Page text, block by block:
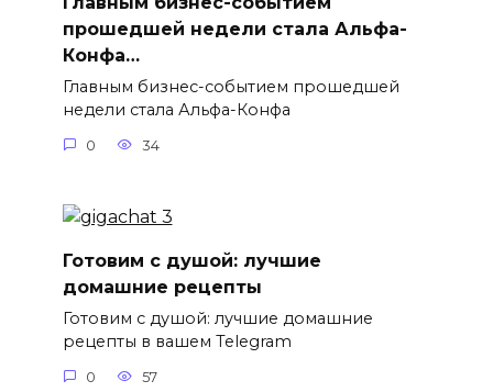
прошедшей недели стала Альфа-
Конфа…
Главным бизнес-событием прошедшей
недели стала Альфа-Конфа
0 34
Готовим с душой: лучшие
домашние рецепты
Готовим с душой: лучшие домашние
рецепты в вашем Telegram
0 57